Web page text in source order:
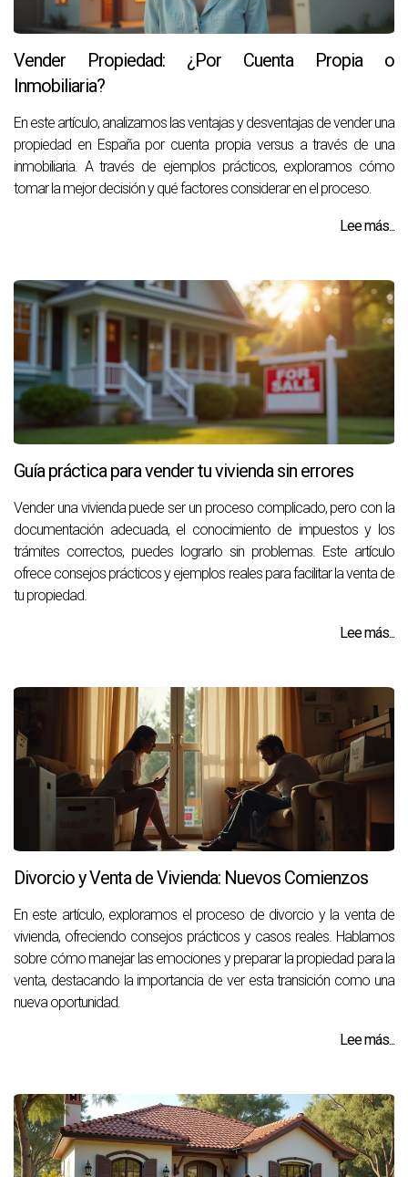
Vender Propiedad: ¿Por Cuenta Propia o
Inmobiliaria?
En este artículo, analizamos las ventajas y desventajas de vender una
propiedad en España por cuenta propia versus a través de una
inmobiliaria. A través de ejemplos prácticos, exploramos cómo
tomar la mejor decisión y qué factores considerar en el proceso.
Lee más...
Guía práctica para vender tu vivienda sin errores
Vender una vivienda puede ser un proceso complicado, pero con la
documentación adecuada, el conocimiento de impuestos y los
trámites correctos, puedes lograrlo sin problemas. Este artículo
ofrece consejos prácticos y ejemplos reales para facilitar la venta de
tu propiedad.
Lee más...
Divorcio y Venta de Vivienda: Nuevos Comienzos
En este artículo, exploramos el proceso de divorcio y la venta de
vivienda, ofreciendo consejos prácticos y casos reales. Hablamos
sobre cómo manejar las emociones y preparar la propiedad para la
venta, destacando la importancia de ver esta transición como una
nueva oportunidad.
Lee más...